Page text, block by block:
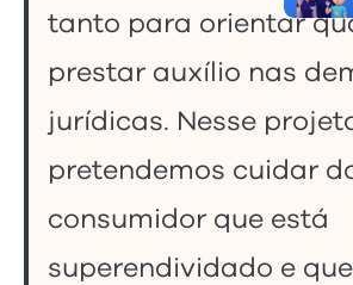
tanto para orientar
prestar auxílio nas
jurídicas. Nesse
pretendemos cuidar
consumidor que está
superendividado e